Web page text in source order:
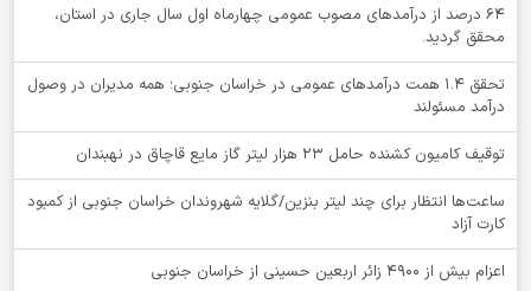
64 درصد از درآمدهای مصوب عمومی چهارماه اول سال جاری در استان،
محقق گردید.
تحقق ۱.۴ همت درآمدهای عمومی در خراسان جنوبی؛ همه مدیران در وصول
درآمد مسئولند
توقيف کامیون کشنده حامل 23 هزار لیتر گاز مایع قاچاق در نهبندان
ساعت‌ها انتظار برای چند لیتر بنزین/گلایه شهروندان خراسان جنوبی از کمبود
کارت آزاد
اعزام بیش از 4900 زائر اربعین حسینی از خراسان جنوبی